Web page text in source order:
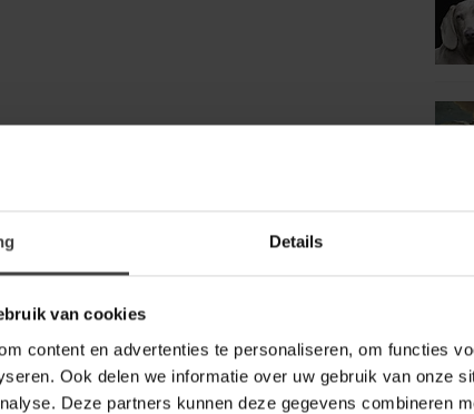
Details
van cookies
content en advertenties te personaliseren, om functies
Ook delen we informatie over uw gebruik van onze
Deze partners kunnen deze gegevens combineren